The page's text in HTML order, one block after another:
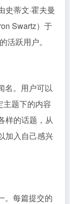
蒂文·霍夫曼
Swartz）于
活跃用户。
名。用户可以
主题下的内容
样的话题，从
加入自己感兴
。每篇提交的